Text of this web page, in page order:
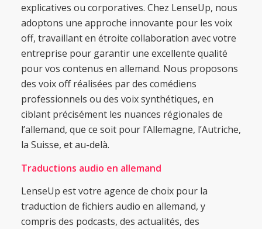
explicatives ou corporatives. Chez LenseUp, nous
adoptons une approche innovante pour les voix
off, travaillant en étroite collaboration avec votre
entreprise pour garantir une excellente qualité
pour vos contenus en allemand. Nous proposons
des voix off réalisées par des comédiens
professionnels ou des voix synthétiques, en
ciblant précisément les nuances régionales de
l’allemand, que ce soit pour l’Allemagne, l’Autriche,
la Suisse, et au-delà.
Traductions audio en allemand
LenseUp est votre agence de choix pour la
traduction de fichiers audio en allemand, y
compris des podcasts, des actualités, des